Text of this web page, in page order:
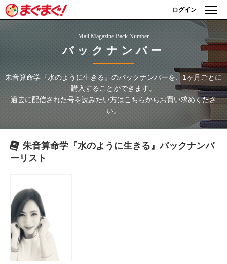
ログイン
Mail Magazine Back Number
バックナンバー
朱音算命学『水のように生きる』 のバックナンバーを、1ヶ月ごとに
購入することができます。
過去に配信された号を読みたい方はこちらからお買い求めくださ
い。
朱音算命学『水のように生きる』バックナンバ
ーリスト